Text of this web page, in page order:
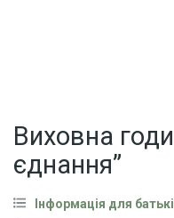
Виховна
єднання”
Інформація для